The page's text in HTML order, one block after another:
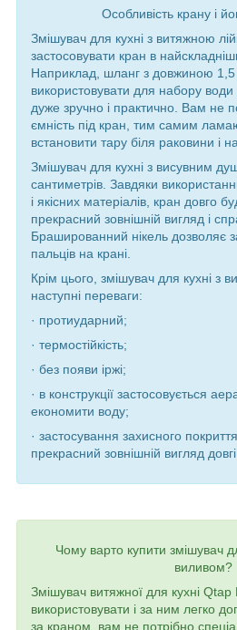
Особливість крану і
Змішувач для кухні з витяжною
застосовувати кран в
Наприклад, шланг з довжиною 1,5
використовувати для набору води
дуже зручно і практично. Вам не
ємність під кран, тим самим
встановити тару біля раковини і
Змішувач для кухні з висувним
сантиметрів. Завдяки
і якісних матеріалів, кран довго
прекрасний зовнішній вигляд і
Брашированний нікель дозволяє
пальців на крані.
Крім цього, змішувач для кухні з
наступні переваги:
· протиударний;
· термостійкість;
· без появи іржі;
· в конструкції застосовується
економити воду;
· застосування захисного
прекрасний зовнішній вигляд довгі
Чому варто купити змішувач
виливом?
Змішувач витяжної для кухні Qtap
використовувати і за ним легко
за краном, вам не потрібно